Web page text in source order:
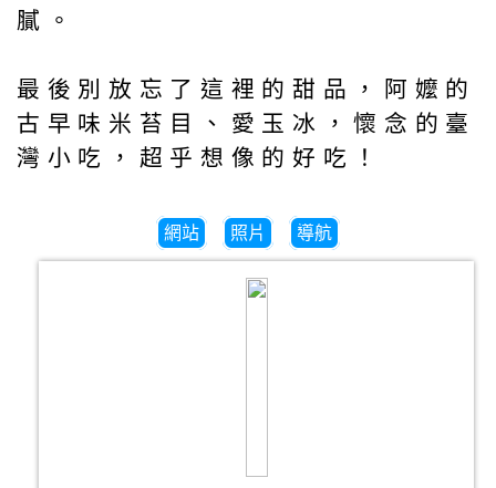
膩。
最後別放忘了這裡的甜品，阿嬤的
古早味米苔目、愛玉冰，懷念的臺
灣小吃，超乎想像的好吃！
網站 照片 導航